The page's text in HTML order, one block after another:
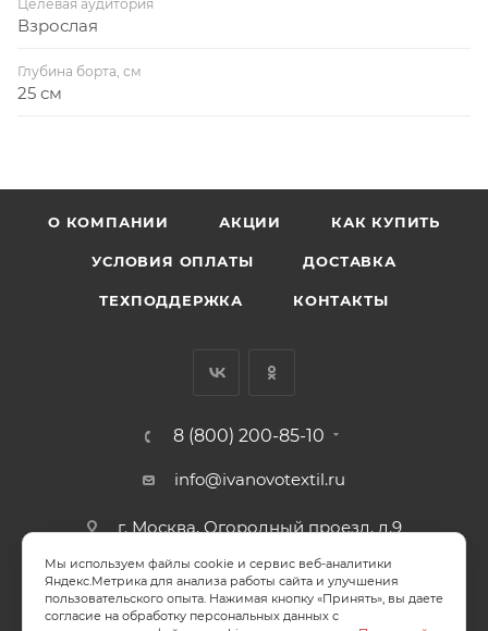
Целевая аудитория
Взрослая
Глубина борта, см
25 см
О КОМПАНИИ АКЦИИ КАК КУПИТЬ
УСЛОВИЯ ОПЛАТЫ ДОСТАВКА
ТЕХПОДДЕРЖКА КОНТАКТЫ
8 (800) 200-85-10
info@ivanovotextil.ru
г. Москва, Огородный проезд, д.9
СОГЛАСИЕ НА ОБРАБОТКУ ПЕРСОНАЛЬНЫХ ДАННЫХ
Мы используем файлы cookie и сервис веб-аналитики
Яндекс.Метрика для анализа работы сайта и улучшения
пользовательского опыта. Нажимая кнопку «Принять», вы даете
согласие на обработку персональных данных с